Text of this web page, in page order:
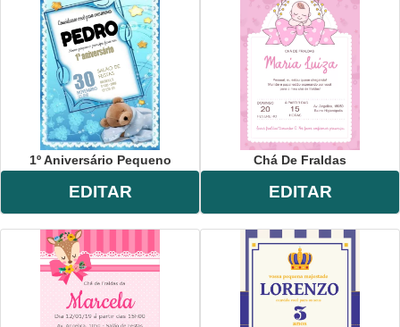
1º Aniversário Pequeno
EDITAR
Chá De Fraldas
EDITAR